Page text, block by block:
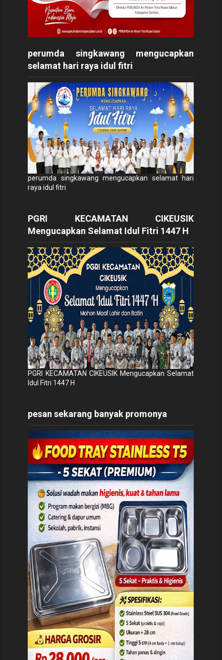
perumda singkawang mengucapkan
selamat hari raya idul fitri
perumda singkawang mengucapkan selamat hari
raya idul fitri
PGRI KECAMATAN CIKEUSIK
Mengucapkan Selamat Idul Fitri 1447 H
PGRI KECAMATAN CIKEUSIK Mengucapkan Selamat
Idul Fitri 1447 H
pesan sekarang banyak promonya